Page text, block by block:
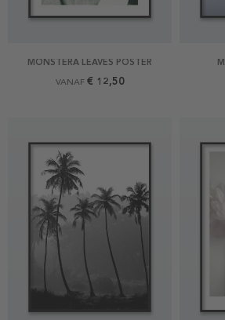
MONSTERA LEAVES POSTER
VANAF € 12,50